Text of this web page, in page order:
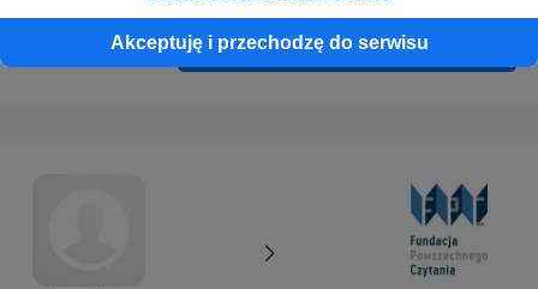
Akceptuję i przechodzę do serwisu
Cofnij Zarejestruj się i przejdź dalej